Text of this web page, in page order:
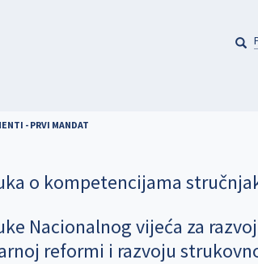
- PRVI MANDAT
o kompetencijama
Nacionalnog vijeća za
reformi i razvoju